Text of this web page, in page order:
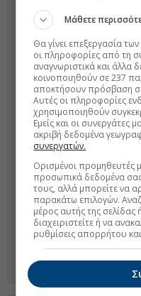
Μάθετε
Θα γίνει επεξεργασία
οι πληροφορίες από τη
αναγνωριστικά και άλλα
κοινοποιηθούν σε 237
αποκτήσουν πρόσβαση
Αυτές οι πληροφορίες
χρησιμοποιηθούν
Εμείς και οι συνεργάτες
ακριβή δεδομένα
συνεργατών.
Ορισμένοι προμηθευτές
προσωπικά δεδομένα
τους, αλλά μπορείτε να
παρακάτω επιλογών.
μέρος αυτής της
διαχειριστείτε ή να
ρυθμίσεις απορρήτου